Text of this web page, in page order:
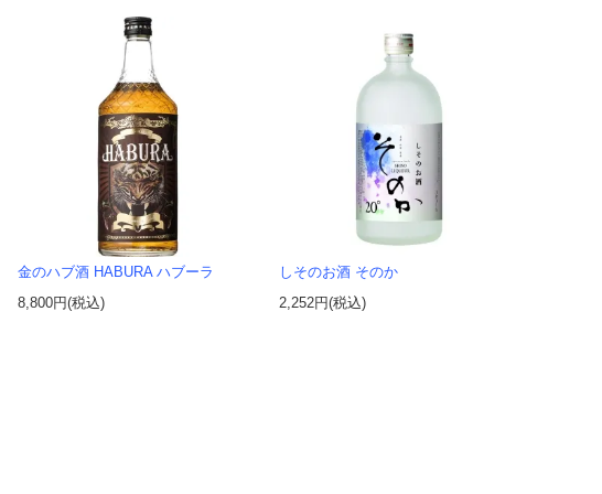
金のハブ酒 HABURA ハブーラ
8,800円(税込)
しそのお酒 そのか
2,252円(税込)